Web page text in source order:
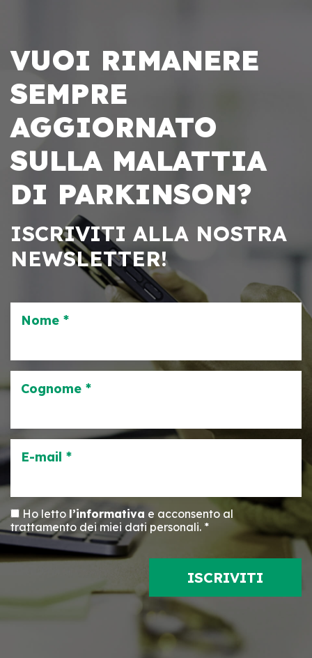
VUOI RIMANERE
SEMPRE
AGGIORNATO
SULLA MALATTIA
DI PARKINSON?
ISCRIVITI ALLA NOSTRA
NEWSLETTER!
Nome *
Cognome *
E-mail *
Ho letto l’informativa e acconsento al
trattamento dei miei dati personali. *